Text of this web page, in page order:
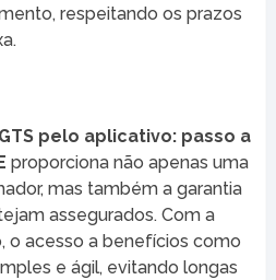
respeitando os prazos
pelo aplicativo: passo a
proporciona não apenas uma
mas também a garantia
assegurados. Com a
o acesso a benefícios como
e ágil, evitando longas